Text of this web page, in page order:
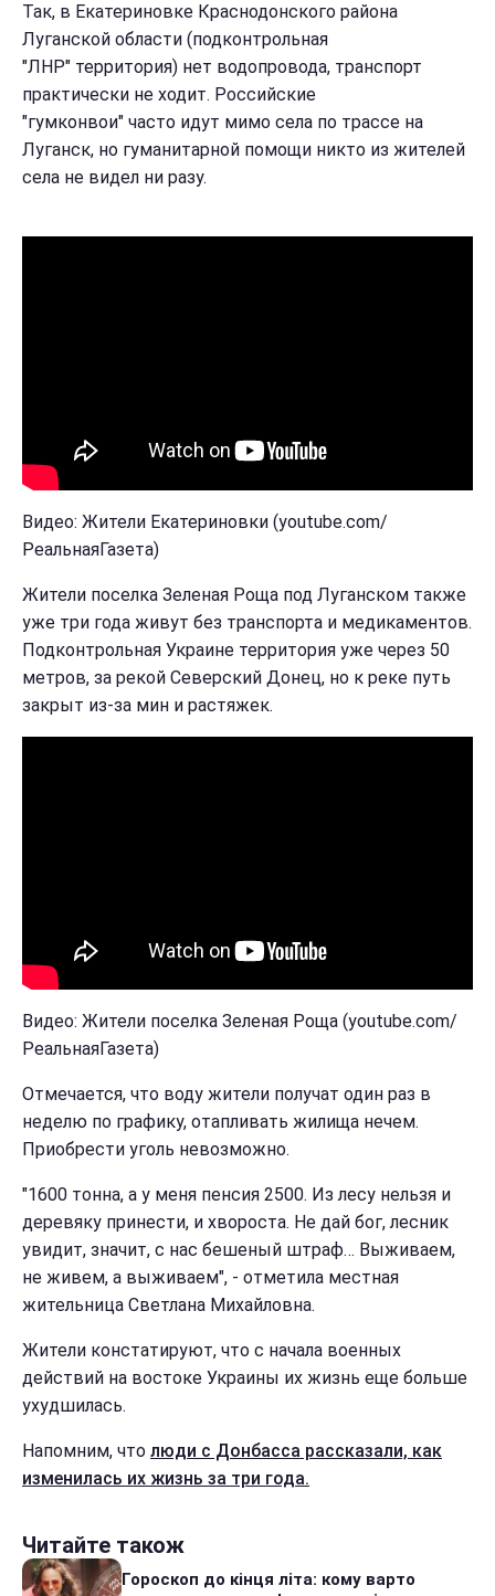
Так, в Екатериновке Краснодонского района
Луганской области (подконтрольная
"ЛНР" территория) нет водопровода, транспорт
практически не ходит. Российские
"гумконвои" часто идут мимо села по трассе на
Луганск, но гуманитарной помощи никто из жителей
села не видел ни разу.
Видео: Жители Екатериновки (youtube.com/
РеальнаяГазета)
Жители поселка Зеленая Роща под Луганском также
уже три года живут без транспорта и медикаментов.
Подконтрольная Украине территория уже через 50
метров, за рекой Северский Донец, но к реке путь
закрыт из-за мин и растяжек.
Видео: Жители поселка Зеленая Роща (youtube.com/
РеальнаяГазета)
Отмечается, что воду жители получат один раз в
неделю по графику, отапливать жилища нечем.
Приобрести уголь невозможно.
"1600 тонна, а у меня пенсия 2500. Из лесу нельзя и
деревяку принести, и хвороста. Не дай бог, лесник
увидит, значит, с нас бешеный штраф… Выживаем,
не живем, а выживаем", - отметила местная
жительница Светлана Михайловна.
Жители констатируют, что с начала военных
действий на востоке Украины их жизнь еще больше
ухудшилась.
Напомним, что люди с Донбасса рассказали, как
изменилась их жизнь за три года.
Читайте також
Гороскоп до кінця літа: кому варто